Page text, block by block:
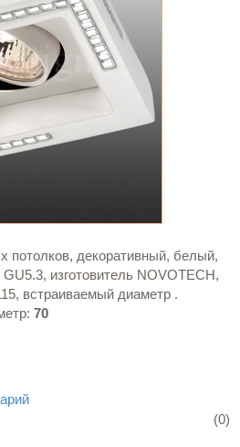
потолков, декоративный, белый,
изготовитель NOVOTECH,
встраиваемый диаметр .
70
(0)